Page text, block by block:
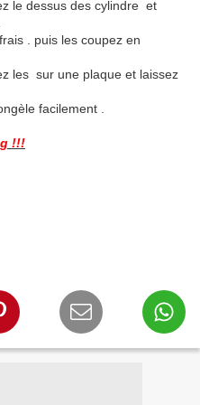
le dessus des cylindre et
. puis les coupez en
les sur une plaque et laissez
facilement .
!!!